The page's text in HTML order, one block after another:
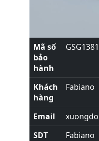
Mã số
bảo
hành
GSG1381
Khách
hàng
Fabiano
Email
SDT
Fabiano